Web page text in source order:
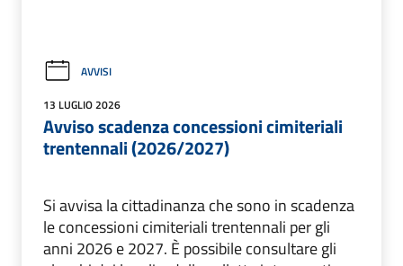
AVVISI
13 LUGLIO 2026
Avviso scadenza concessioni cimiteriali
trentennali (2026/2027)
Si avvisa la cittadinanza che sono in scadenza
le concessioni cimiteriali trentennali per gli
anni 2026 e 2027. È possibile consultare gli